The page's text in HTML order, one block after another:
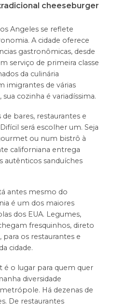
cheeseburger
Angeles se reflete
A cidade oferece
gastronômicas, desde
serviço de primeira classe
da culinária
imigrantes de várias
cozinha é variadíssima.
bares, restaurantes e
será escolher um. Seja
ou num bistrô à
californiana entrega
autênticos sanduíches
antes mesmo do
é um dos maiores
dos EUA. Legumes,
fresquinhos, direto
os restaurantes e
cidade.
é o lugar para quem quer
diversidade
Há dezenas de
De restaurantes